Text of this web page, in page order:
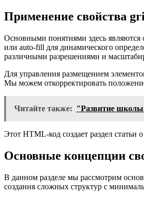
Применение свойства
Основными понятиями здесь являются
или auto-fill для динамического
различными разрешениями и
Для управления размещением
Мы можем откорректировать
Читайте также: "Развитие школы
Этот HTML-код создает раздел
Основные концепции
В данном разделе мы рассмотрим
создания сложных структур с